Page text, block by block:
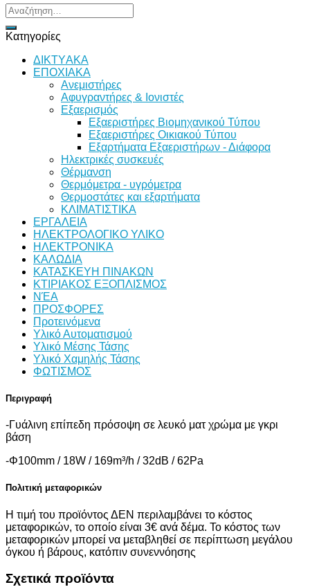
ΠΡΟΣΟΨΗ
MMP
Φ100
169m³/h
ποσότητα
Αναζήτηση
για:
Κατηγορίες
ΔΙKTΥAKA
ΕΠΟΧΙΑΚΑ
Ανεμιστήρες
Αφυγραντήρες & Ιονιστές
Εξαερισμός
Εξαεριστήρες Βιομηχανικού Τύπου
Εξαεριστήρες Οικιακού Τύπου
Εξαρτήματα Εξαεριστήρων - Διάφορα
Ηλεκτρικές συσκευές
Θέρμανση
Θερμόμετρα - υγρόμετρα
Θερμοστάτες και εξαρτήματα
ΚΛΙΜΑΤΙΣΤΙΚΑ
ΕΡΓΑΛΕΙΑ
ΗΛΕΚΤΡΟΛΟΓΙΚΟ ΥΛΙΚΟ
ΗΛΕΚΤΡΟΝΙΚΑ
ΚΑΛΩΔΙΑ
ΚΑΤΑΣΚΕΥΗ ΠΙΝΑΚΩΝ
ΚΤΙΡΙΑΚΟΣ ΕΞΟΠΛΙΣΜΟΣ
ΝΈΑ
ΠΡΟΣΦΟΡΕΣ
Προτεινόμενα
Υλικό Αυτοματισμού
Υλικό Μέσης Τάσης
Υλικό Χαμηλής Τάσης
ΦΩΤΙΣΜΟΣ
Περιγραφή
-Γυάλινη επίπεδη πρόσοψη σε λευκό ματ χρώμα με γκρι
βάση
-Φ100mm / 18W / 169m³/h / 32dB / 62Pa
Πολιτική μεταφορικών
Η τιμή του προϊόντος ΔΕΝ περιλαμβάνει το κόστος
μεταφορικών, το οποίο είναι 3€ ανά δέμα. Το κόστος των
μεταφορικών μπορεί να μεταβληθεί σε περίπτωση μεγάλου
όγκου ή βάρους, κατόπιν συνεννόησης
Σχετικά προϊόντα